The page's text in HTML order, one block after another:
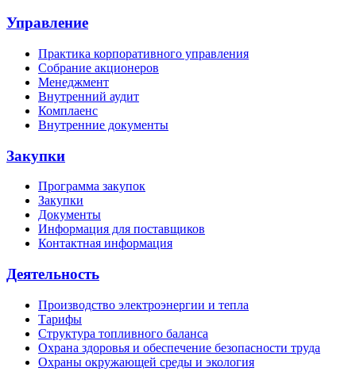
Управление
Практика корпоративного управления
Собрание акционеров
Менеджмент
Внутренний аудит
Комплаенс
Внутренние документы
Закупки
Программа закупок
Закупки
Документы
Информация для поставщиков
Контактная информация
Деятельность
Производство электроэнергии и тепла
Тарифы
Структура топливного баланса
Охрана здоровья и обеспечение безопасности труда
Охраны окружающей среды и экология